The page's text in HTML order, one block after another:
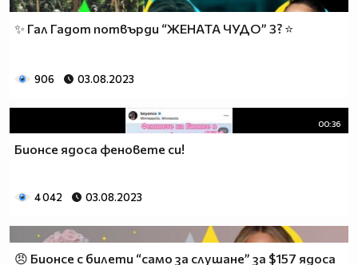
✨ Гал Гадот потвърди “ЖЕНАТА ЧУДО” 3? ⭐
906 03.08.2023
00:36
Бионсе ядоса феновете си!
4 042 03.08.2023
😠 Бионсе с билети “само за слушане” за $157 ядоса